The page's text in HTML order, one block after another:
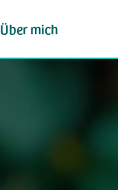
Über mich